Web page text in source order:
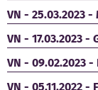
VN - 25.03.2023
VN - 17.03.2023
VN - 09.02.2023
VN - 05.11.2022